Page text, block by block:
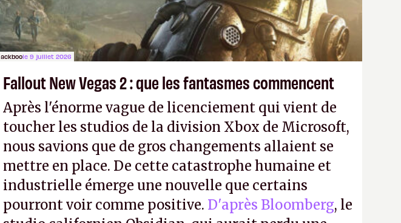
ackboole 9 juillet 2026
Fallout New Vegas 2 : que les fantasmes commencent
Après l'énorme vague de licenciement qui vient de
toucher les studios de la division Xbox de Microsoft,
nous savions que de gros changements allaient se
mettre en place. De cette catastrophe humaine et
industrielle émerge une nouvelle que certains
pourront voir comme positive. D'après Bloomberg, le